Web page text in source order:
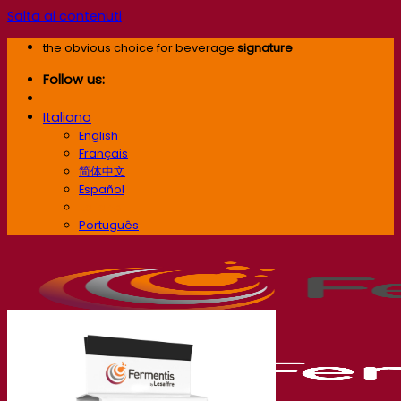
Salta ai contenuti
the obvious choice for beverage signature
Follow us:
Italiano
English
Français
简体中文
Español
Português